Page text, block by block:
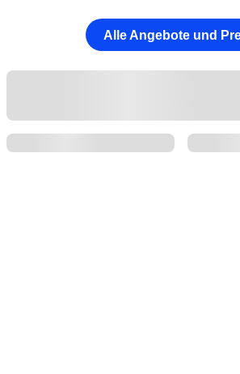
Alle Angebote und